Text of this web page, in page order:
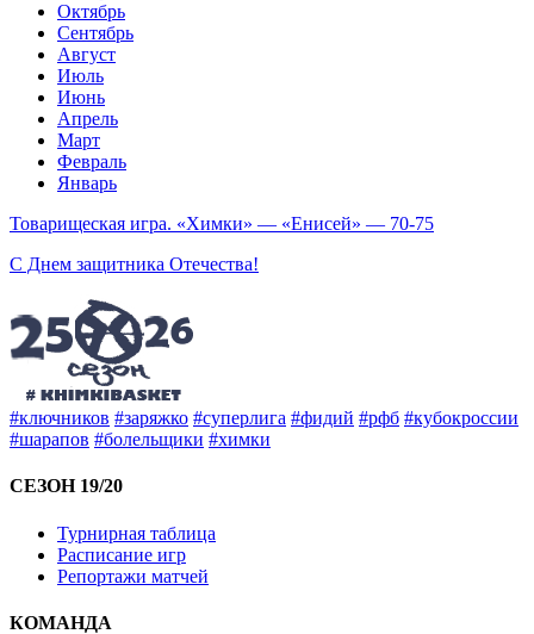
Октябрь
Сентябрь
Август
Июль
Июнь
Апрель
Март
Февраль
Январь
Товарищеская игра. «Химки» — «Енисей» — 70-75
С Днем защитника Отечества!
#ключников #заряжко #суперлига #фидий #рфб #кубокроссии
#шарапов #болельщики #химки
СЕЗОН 19/20
Турнирная таблица
Расписание игр
Репортажи матчей
КОМАНДА